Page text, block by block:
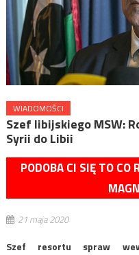
WIADOMOŚCI
Szef libijskiego MSW:
Syrii do Libii
PODOBA CI SIĘ TO CO
21 maja 2020
Szef resortu spraw